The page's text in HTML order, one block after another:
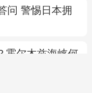
问 警惕日本拥
霍尔木兹海峡何